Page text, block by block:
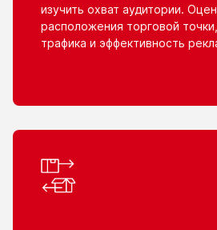
изучить охват аудитории.
расположения торговой
трафика и эффективность